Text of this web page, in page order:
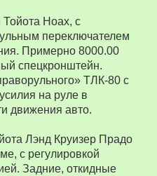
Тойота Ноах, с
переключателем
Примерно 8000.00
спецкронштейн.
ТЛК-80 с
на руле в
движения авто.
Лэнд Круизер Прадо
с регулировкой
Задние, откидные